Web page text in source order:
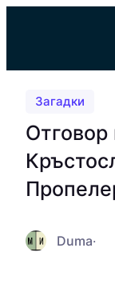
Загадки
Отговор
Duma·